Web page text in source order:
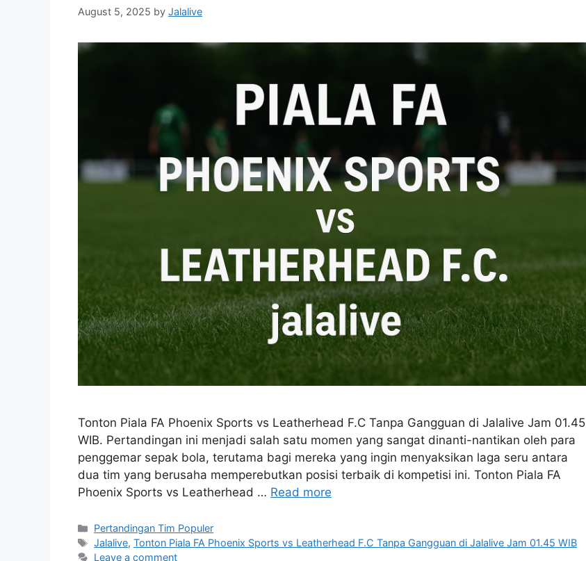
August 5, 2025 by Jalalive
Tonton Piala FA Phoenix Sports vs Leatherhead F.C Tanpa Gangguan di Jalalive Jam 01.45
WIB. Pertandingan ini menjadi salah satu momen yang sangat dinanti-nantikan oleh para
penggemar sepak bola, terutama bagi mereka yang ingin menyaksikan laga seru antara
dua tim yang berusaha memperebutkan posisi terbaik di kompetisi ini. Tonton Piala FA
Phoenix Sports vs Leatherhead … Read more
Categories
Pertandingan Tim Populer
Tags
Jalalive,Tonton Piala FA Phoenix Sports vs Leatherhead F.C Tanpa Gangguan di Jalalive Jam 01.45 WIB
Leave a comment